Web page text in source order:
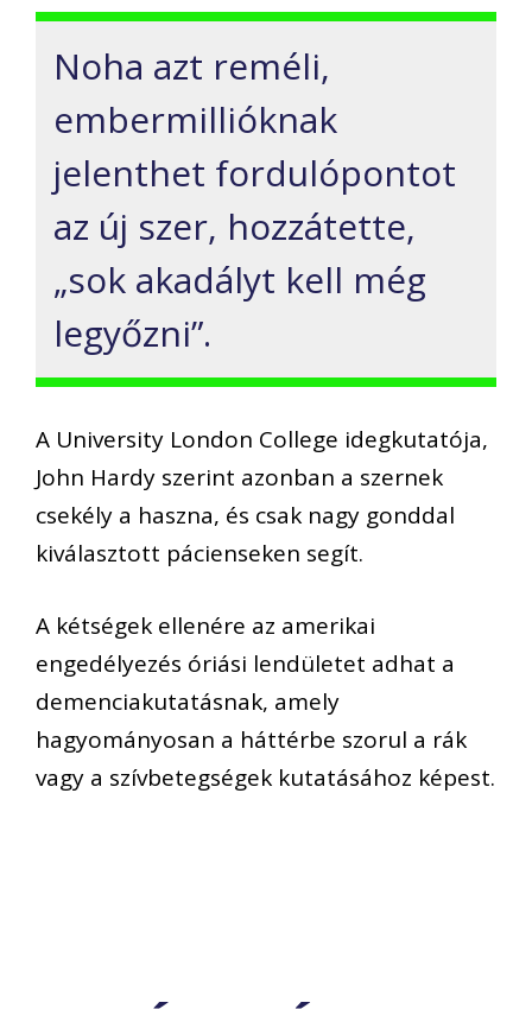
Noha azt reméli,
embermillióknak
jelenthet fordulópontot
az új szer, hozzátette,
„sok akadályt kell még
legyőzni”.
A University London College idegkutatója,
John Hardy szerint azonban a szernek
csekély a haszna, és csak nagy gonddal
kiválasztott pácienseken segít.
A kétségek ellenére az amerikai
engedélyezés óriási lendületet adhat a
demenciakutatásnak, amely
hagyományosan a háttérbe szorul a rák
vagy a szívbetegségek kutatásához képest.